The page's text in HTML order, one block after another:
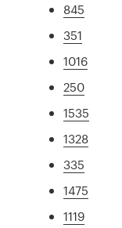
845
351
1016
250
1535
1328
335
1475
1119